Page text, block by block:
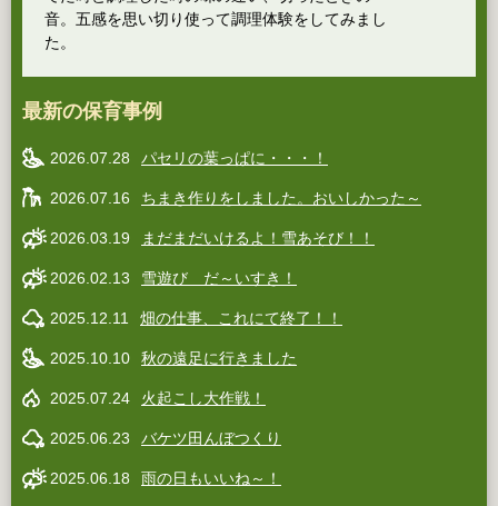
音。五感を思い切り使って調理体験をしてみまし
た。
最新の保育事例
2026.07.28 パセリの葉っぱに・・・！
2026.07.16 ちまき作りをしました。おいしかった～
2026.03.19 まだまだいけるよ！雪あそび！！
2026.02.13 雪遊び だ～いすき！
2025.12.11 畑の仕事、これにて終了！！
2025.10.10 秋の遠足に行きました
2025.07.24 火起こし大作戦！
2025.06.23 バケツ田んぼつくり
2025.06.18 雨の日もいいね～！